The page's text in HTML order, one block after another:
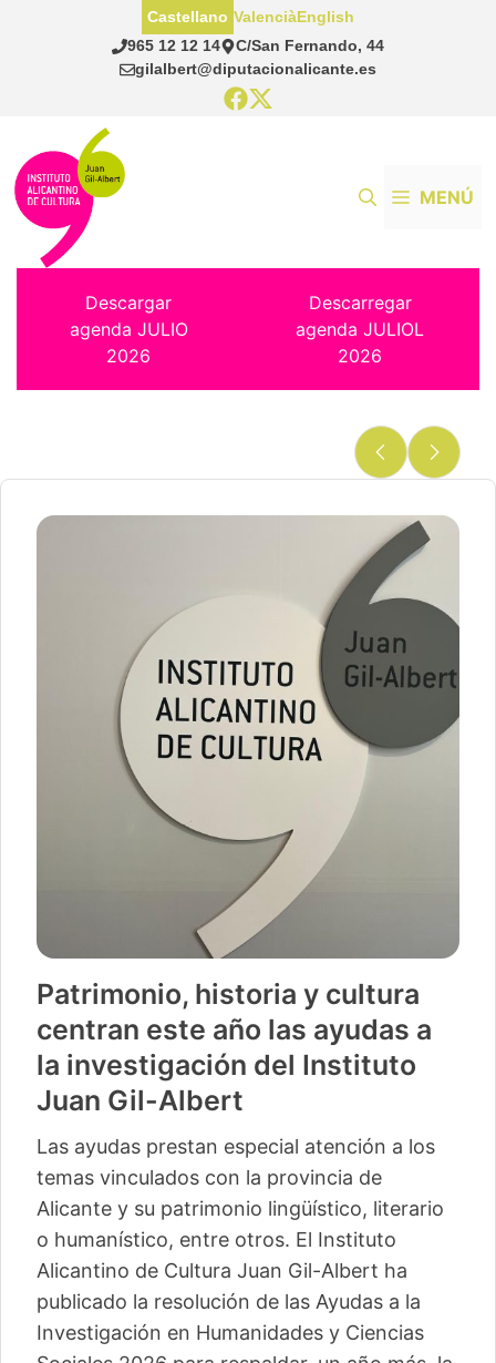
965 12 12 14
C/San Fernando, 44
gilalbert@diputacionalicante.es
Castellano ValenciàEnglish
MENÚ
Descargar
agenda JULIO
2026
Descarregar
agenda JULIOL
2026
Patrimonio, historia y cultura
centran este año las ayudas a
la investigación del Instituto
Juan Gil-Albert
Las ayudas prestan especial atención a los
temas vinculados con la provincia de
Alicante y su patrimonio lingüístico, literario
o humanístico, entre otros. El Instituto
Alicantino de Cultura Juan Gil-Albert ha
publicado la resolución de las Ayudas a la
Investigación en Humanidades y Ciencias